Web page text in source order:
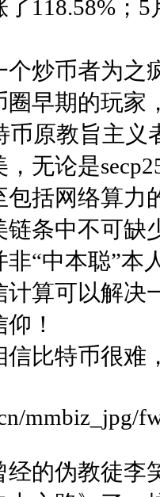
118.58%；
炒币者为之
早期的玩家
币原教旨主
无论是
包括网络算力
链条中不可缺
“中本聪”本
算可以解决
！
比特币很难
mmbiz_jpg/
经的伪教徒李